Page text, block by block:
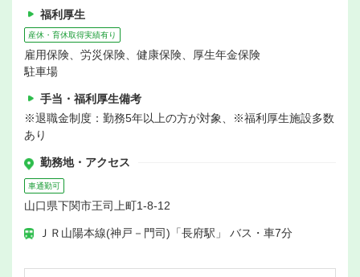
福利厚生
産休・育休取得実績有り
雇用保険、労災保険、健康保険、厚生年金保険
駐車場
手当・福利厚生備考
※退職金制度：勤務5年以上の方が対象、※福利厚生施設多数
あり
勤務地・アクセス
車通勤可
山口県下関市王司上町1-8-12
ＪＲ山陽本線(神戸－門司)「長府駅」 バス・車7分